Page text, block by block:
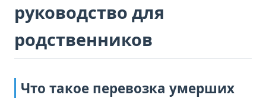
руководство для
родственников
Что такое перевозка умерших